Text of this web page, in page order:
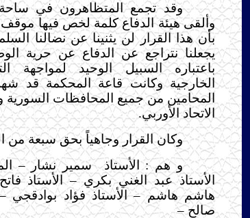
وقد تجمع المتظاهرون في
وألقى هيئة الدفاع كلمة لخص فيها موقف
بأن هذا القرار لن يثنينا عن نضالنا
يجعلنا نتراجع عن الدفاع عن حرية
باعتباره السبيل الوحيد لمواجهة
الخارجية وكانت قاعة المحكمة
المحامين من جميع المحافظات
الاتحاد الأوربي.
وكان القرار وجاهياً بحق سبعة من
و هم : الأستاذ
سمير نشار –
الأستاذ عبد الغني بكري – الأستاذ
هاشم هاشم – الأستاذ فؤاد بوادقجي –
صالح –